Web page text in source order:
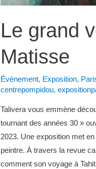
Le grand
Matisse
Évènement, Exposition,
centrepompidou,
Talivera vous emmène
tournant des années 30 »
2023. Une exposition met
peintre. À travers la revue
comment son voyage à